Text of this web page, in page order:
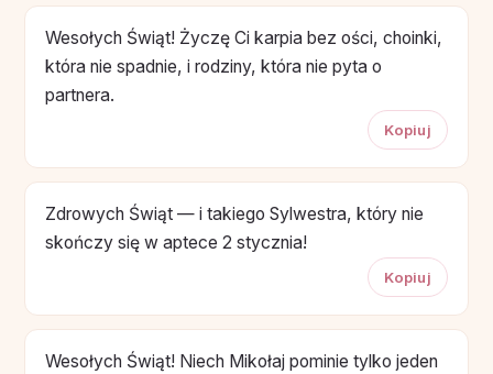
Wesołych Świąt! Życzę Ci karpia bez ości, choinki,
która nie spadnie, i rodziny, która nie pyta o
partnera.
Kopiuj
Zdrowych Świąt — i takiego Sylwestra, który nie
skończy się w aptece 2 stycznia!
Kopiuj
Wesołych Świąt! Niech Mikołaj pominie tylko jeden